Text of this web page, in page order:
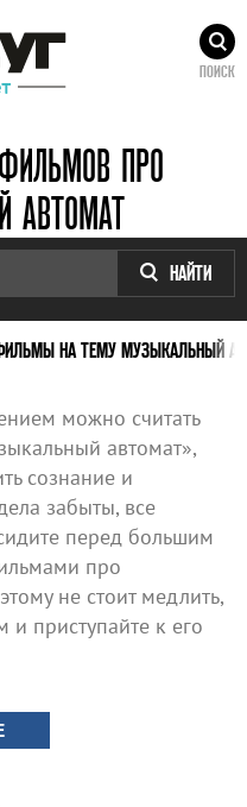
ПОИСК
ПРО
АВТОМАТ
НАЙТИ
НА ТЕМУ МУЗЫКАЛЬНЫЙ
можно считать
автомат»,
сознание и
забыты, все
перед большим
про
не стоит медлить,
и приступайте к его